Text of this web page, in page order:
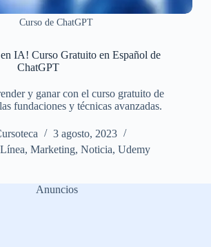
Curso de ChatGPT
IA! Curso Gratuito en Español de
ChatGPT
y ganar con el curso gratuito de
fundaciones y técnicas avanzadas.
3 agosto, 2023
, Marketing, Noticia, Udemy
Anuncios